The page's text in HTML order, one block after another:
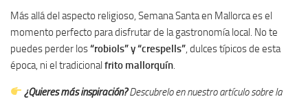
Más allá del aspecto religioso, Semana Santa en Mallorca es el
momento perfecto para disfrutar de la gastronomía local. No te
puedes perder los“robiols” y “crespells” , dulces típicos de esta
época, ni el tradicional frito mallorquín
¿Quieres más inspiración?Descubrelo en nuestro artículo sobre la